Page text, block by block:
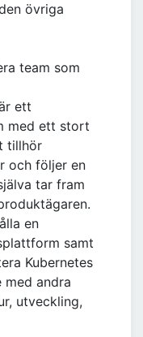
övriga
team som
ett
med ett stort
tillhör
och följer en
tar fram
en
samt
Kubernetes
med andra
utveckling,